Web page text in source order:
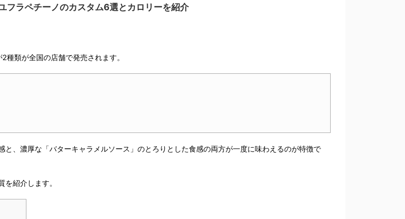
フラペチーノのカスタム6選とカロリーを紹介
類が全国の店舗で発売されます。
と、濃厚な「バターキャラメルソース」のとろりとした食感の両方が一度に味わえるのが特徴で
紹介します。